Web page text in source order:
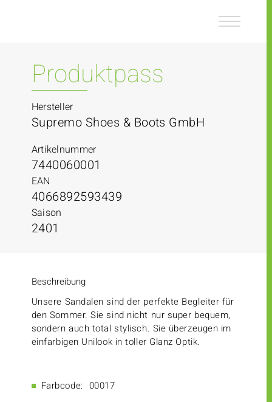
Produktpass
Hersteller
Supremo Shoes & Boots GmbH
Artikelnummer
7440060001
EAN
4066892593439
Saison
2401
Beschreibung
Unsere Sandalen sind der perfekte Begleiter für
den Sommer. Sie sind nicht nur super bequem,
sondern auch total stylisch. Sie überzeugen im
einfarbigen Unilook in toller Glanz Optik.
Farbcode: 00017